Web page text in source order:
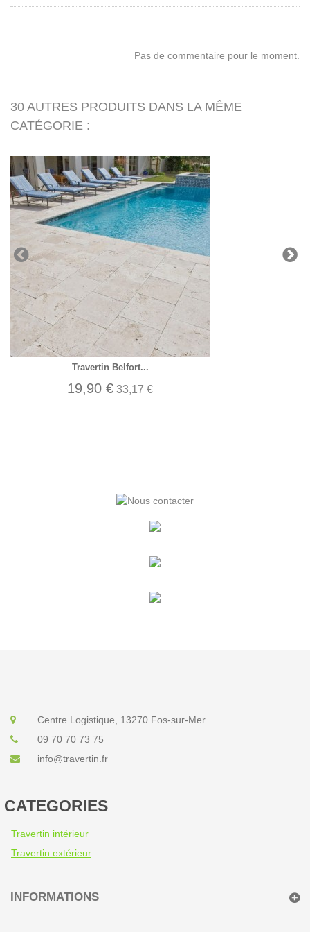
Pas de commentaire pour le moment.
30 AUTRES PRODUITS DANS LA MÊME
CATÉGORIE :
Travertin Belfort...
19,90 € 33,17 €
Centre Logistique, 13270 Fos-sur-Mer
09 70 70 73 75
info@travertin.fr
CATEGORIES
Travertin intérieur
Travertin extérieur
INFORMATIONS